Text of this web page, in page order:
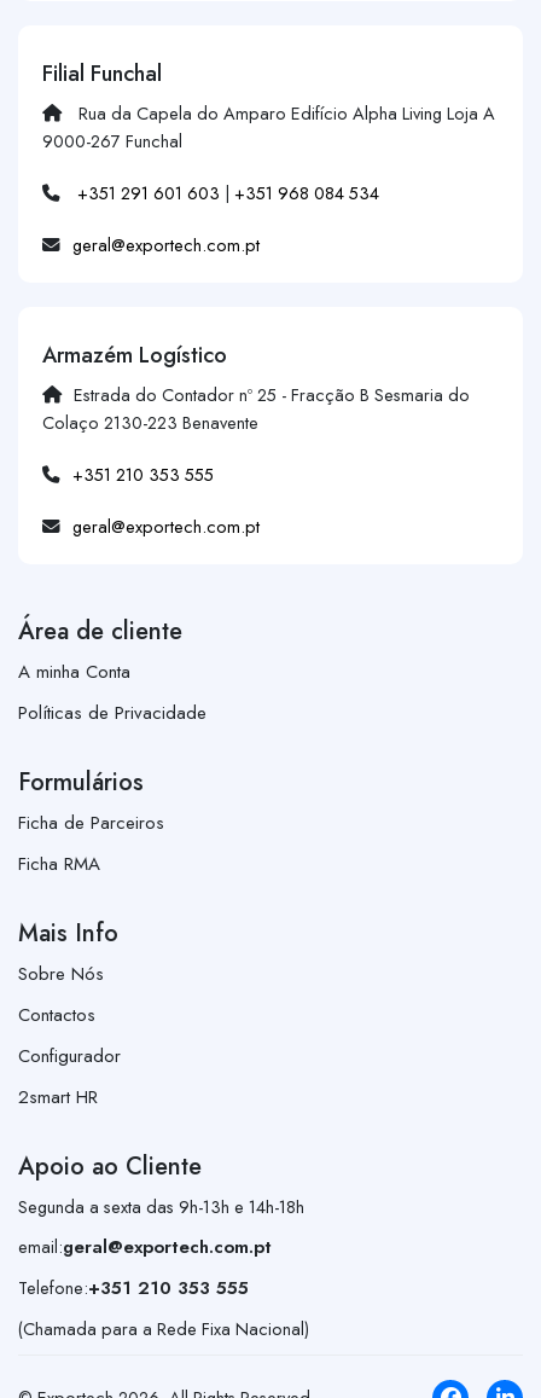
Filial Funchal
Rua da Capela do Amparo Edifício Alpha Living Loja A
9000-267 Funchal
+351 291 601 603 | +351 968 084 534
geral@exportech.com.pt
Armazém Logístico
Estrada do Contador nº 25 - Fracção B Sesmaria do
Colaço 2130-223 Benavente
+351 210 353 555
geral@exportech.com.pt
Área de cliente
A minha Conta
Políticas de Privacidade
Formulários
Ficha de Parceiros
Ficha RMA
Mais Info
Sobre Nós
Contactos
Configurador
2smart HR
Apoio ao Cliente
Segunda a sexta das 9h-13h e 14h-18h
email:geral@exportech.com.pt
Telefone:+351 210 353 555
(Chamada para a Rede Fixa Nacional)